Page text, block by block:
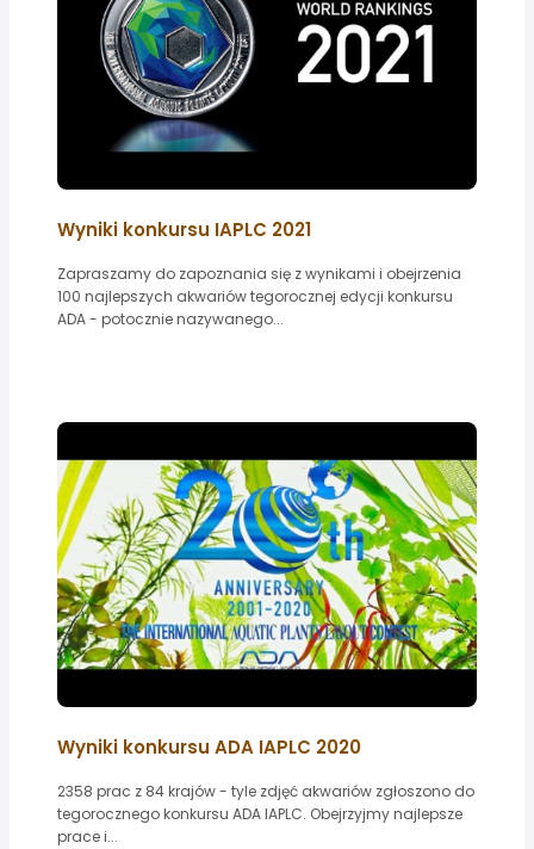
Wyniki konkursu IAPLC 2021
Zapraszamy do zapoznania się z wynikami i obejrzenia
100 najlepszych akwariów tegorocznej edycji konkursu
ADA - potocznie nazywanego...
Wyniki konkursu ADA IAPLC 2020
2358 prac z 84 krajów - tyle zdjęć akwariów zgłoszono do
tegorocznego konkursu ADA IAPLC. Obejrzyjmy najlepsze
prace i...